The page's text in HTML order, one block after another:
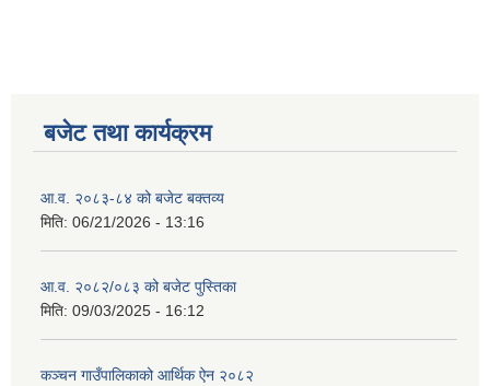
बजेट तथा कार्यक्रम
आ.व. २०८३-८४ को बजेट बक्तव्य
मिति: 06/21/2026 - 13:16
आ.व. २०८२/०८३ को बजेट पुस्तिका
मिति: 09/03/2025 - 16:12
कञ्‍चन गाउँपालिकाको आर्थिक ऐन २०८२